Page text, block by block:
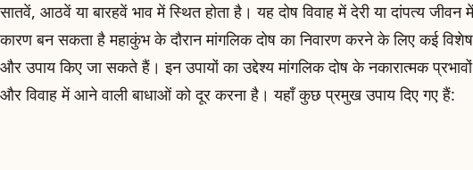
सातवें, आठवें या बारहवें भाव में स्थित होता है। यह दोष विवाह में देरी या दांपत्य जीवन
कारण बन सकता है महाकुंभ के दौरान मांगलिक दोष का निवारण करने के लिए कई विशेष
और उपाय किए जा सकते हैं। इन उपायों का उद्देश्य मांगलिक दोष के नकारात्मक
और विवाह में आने वाली बाधाओं को दूर करना है। यहाँ कुछ प्रमुख उपाय दिए गए हैं: